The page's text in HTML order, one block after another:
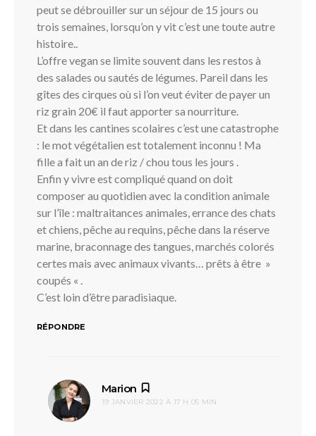
peut se débrouiller sur un séjour de 15 jours ou
trois semaines, lorsqu’on y vit c’est une toute autre
histoire..
L’offre vegan se limite souvent dans les restos à
des salades ou sautés de légumes. Pareil dans les
gîtes des cirques où si l’on veut éviter de payer un
riz grain 20€ il faut apporter sa nourriture.
Et dans les cantines scolaires c’est une catastrophe
: le mot végétalien est totalement inconnu ! Ma
fille a fait un an de riz / chou tous les jours .
Enfin y vivre est compliqué quand on doit
composer au quotidien avec la condition animale
sur l’île : maltraitances animales, errance des chats
et chiens, pêche au requins, pêche dans la réserve
marine, braconnage des tangues, marchés colorés
certes mais avec animaux vivants… prêts à être »
coupés « .
C’est loin d’être paradisiaque.
RÉPONDRE
Marion
19 JANVIER 2022 À 17 H 05 MIN